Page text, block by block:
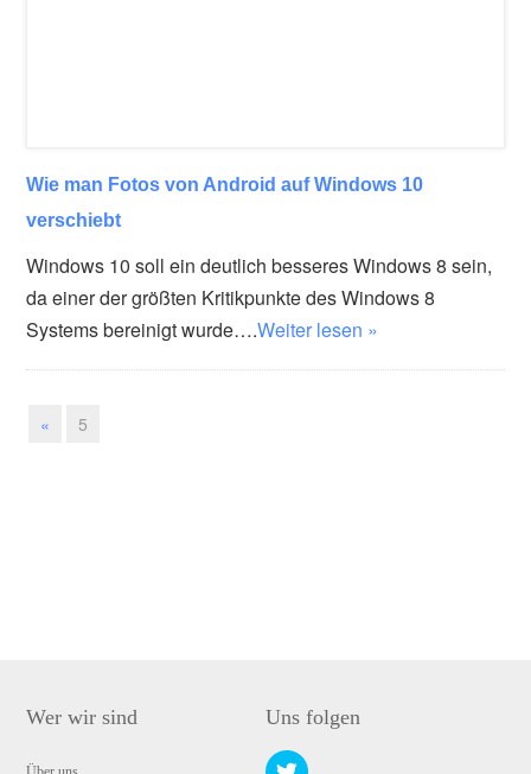
Wie man Fotos von Android auf Windows 10
verschiebt
Windows 10 soll ein deutlich besseres Windows 8 sein,
da einer der größten Kritikpunkte des Windows 8
Systems bereinigt wurde….Weiter lesen »
« 5
Wer wir sind Uns folgen